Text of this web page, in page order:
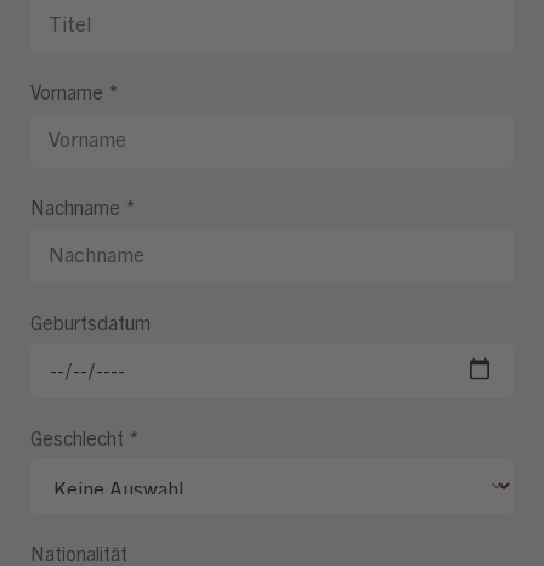
Vorname *
Nachname *
Geburtsdatum
Geschlecht *
Nationalität